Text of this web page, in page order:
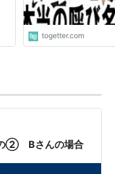
togetter.com
の② Bさんの場合